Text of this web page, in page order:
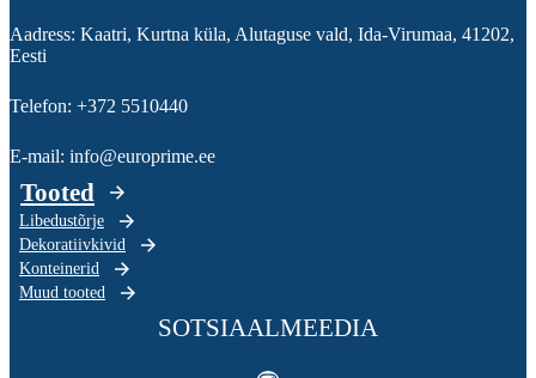
Aadress: Kaatri, Kurtna küla, Alutaguse vald, Ida-Virumaa, 41202,
Eesti
Telefon: +372 5510440
E-mail: info@europrime.ee
Tooted
Libedustõrje
Dekoratiivkivid
Konteinerid
Muud tooted
SOTSIAALMEEDIA